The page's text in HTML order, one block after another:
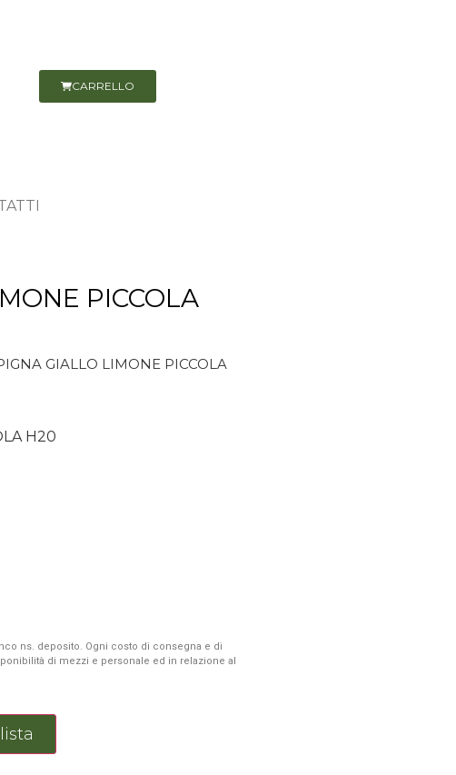
CARRELLO
PICCOLA
GIALLO LIMONE PICCOLA
H20
ns. deposito. Ogni costo di consegna e di
di mezzi e personale ed in relazione al